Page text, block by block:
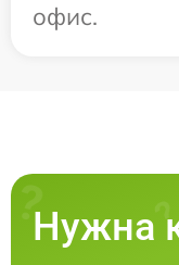
офис.
Нужна